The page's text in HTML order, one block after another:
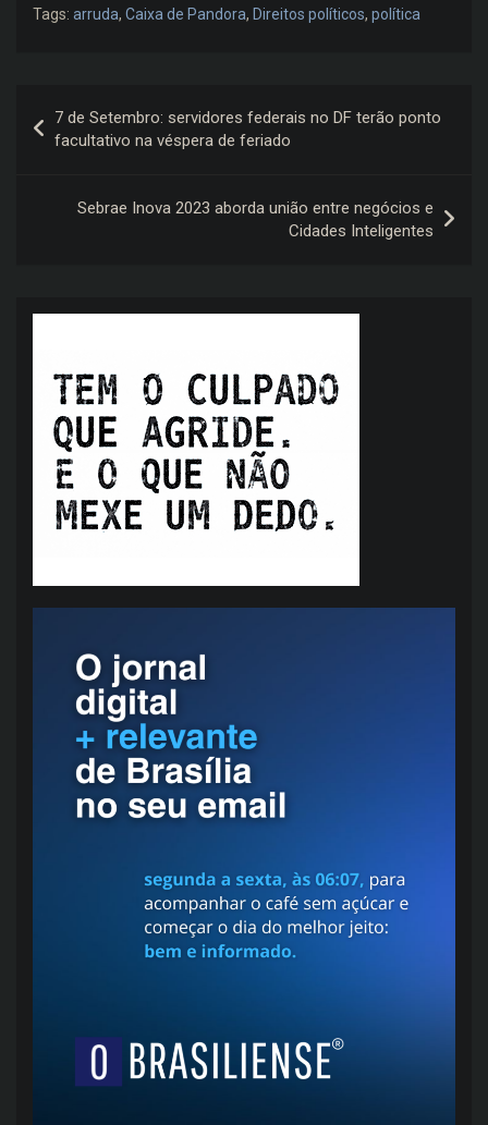
Tags: arruda, Caixa de Pandora, Direitos políticos, política
de
7 de Setembro: servidores federais no DF terão ponto
facultativo na véspera de feriado
Sebrae Inova 2023 aborda união entre negócios e
Cidades Inteligentes